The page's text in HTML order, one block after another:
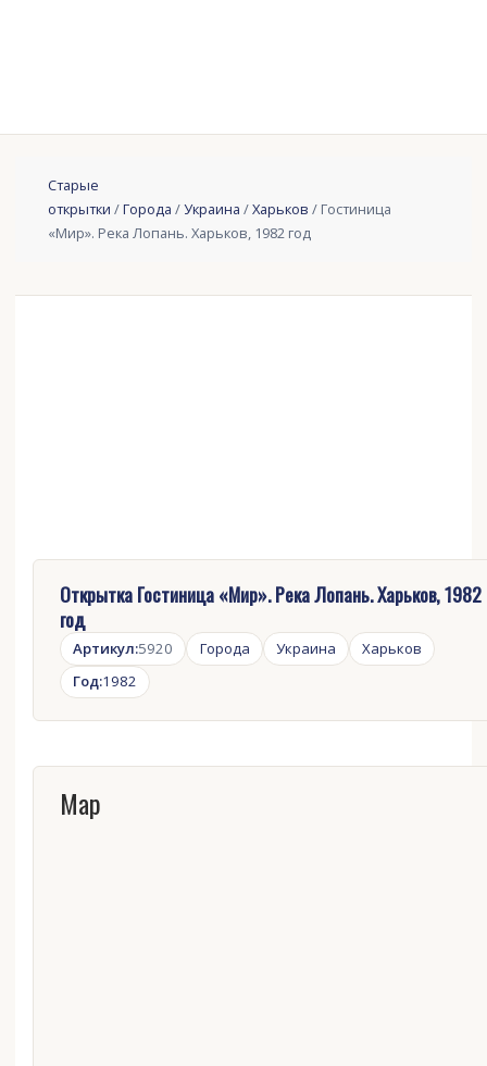
Старые
открытки /Города /Украина /Харьков / Гостиница
«Мир». Река Лопань. Харьков, 1982 год
Открытка Гостиница «Мир». Река Лопань. Харьков, 1982
год
Артикул:5920 Города Украина
Харьков
Год:1982
Map